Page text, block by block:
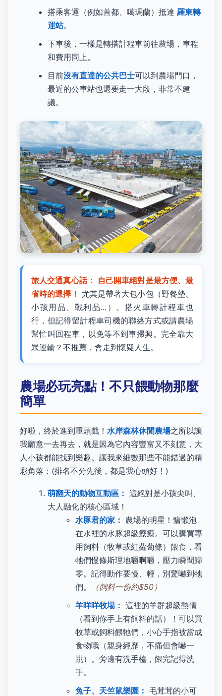
搭乘客運（例如首都、噶瑪蘭）抵達 羅東轉
運站。
下車後，一樣是轉搭計程車前往農場，車程
和費用同上。
目前沒有直達的公共巴士可以到農場門口，
最近的公車站也還要走一大段，非常不建
議。
旅人交通真心話：
自己開車絕對是最方便、最
省時的選擇！ 尤其是帶著大包小包（野餐墊、
小孩用品、戰利品...）。搭火車轉計程車也
行，但記得留計程車司機的聯絡方式或請農場
幫忙叫回程車，以免等不到車掃興。完全靠大
眾運輸？不推薦，會走到懷疑人生。
農場必玩亮點！不只餵動物那麼
簡單
好啦，終於進到重頭戲！ 水岸森林休閒農場之所以讓
我願意一去再去，就是因為它內容豐富又不刻意，大
人小孩都能找到樂趣。讓我來細數那些不能錯過的精
彩角落：(排名不分先後，都是我心頭好！)
萌翻天的動物互動區： 這絕對是小孩尖叫、
大人融化的核心區域！
水豚君的家： 農場的明星！慵懶泡
在水裡的水豚超級療癒。可以購買專
用飼料（牧草或紅蘿蔔條）餵食，看
牠們慢條斯理地嚼啊嚼，壓力瞬間歸
零。記得動作要慢、輕，別驚嚇到牠
們。
（飼料一份約$50）
羊咩咩牧場： 這裡的羊群超級熱情
（看到你手上有飼料的話）！可以買
牧草或飼料餵牠們，小心手指被當成
食物哦（親身經歷，不痛但會嚇一
跳）。旁邊有洗手檯，餵完記得洗
手。
兔子、天竺鼠樂園： 毛茸茸的小可